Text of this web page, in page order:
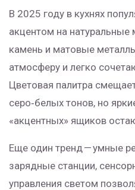
В 2025 году в кухнях
акцентом на
камень и матовые
атмосферу и легко
Цветовая палитра
серо‑белых тонов, но
«акцентных» ящиков
Еще один тренд — умные
зарядные станции,
управления светом